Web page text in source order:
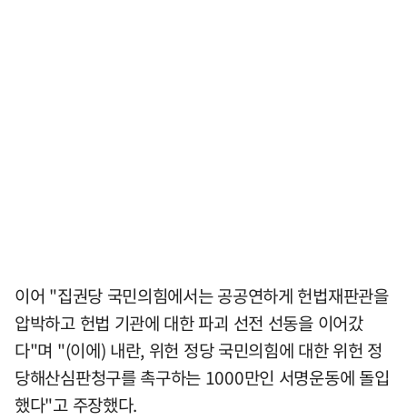
이어 "집권당 국민의힘에서는 공공연하게 헌법재판관을
압박하고 헌법 기관에 대한 파괴 선전 선동을 이어갔
다"며 "(이에) 내란, 위헌 정당 국민의힘에 대한 위헌 정
당해산심판청구를 촉구하는 1000만인 서명운동에 돌입
했다"고 주장했다.